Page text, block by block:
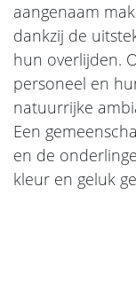
aangenaam
dankzij de
hun overlijden.
personeel en
natuurrijke
Een
en de
kleur en geluk